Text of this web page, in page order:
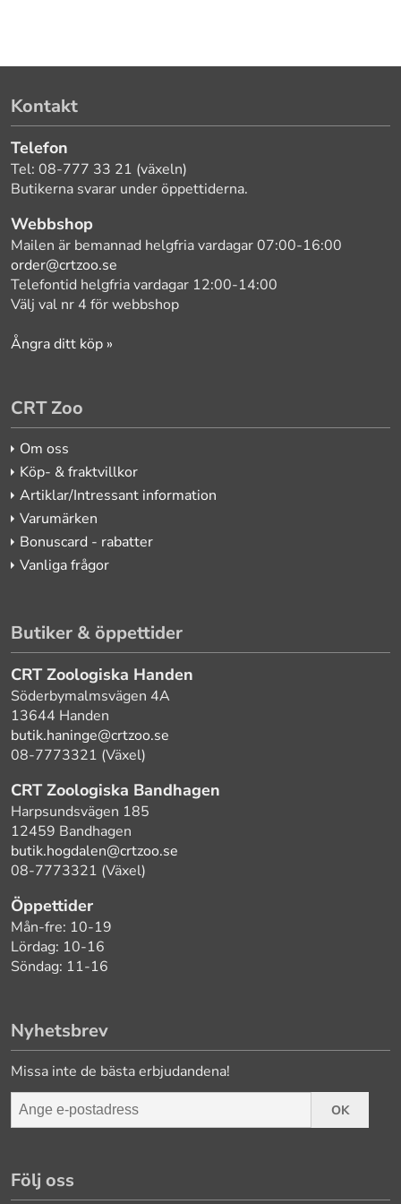
Kontakt
Telefon
Tel: 08-777 33 21 (växeln)
Butikerna svarar under öppettiderna.
Webbshop
Mailen är bemannad helgfria vardagar 07:00-16:00
order@crtzoo.se
Telefontid helgfria vardagar 12:00-14:00
Välj val nr 4 för webbshop
Ångra ditt köp »
CRT Zoo
Om oss
Köp- & fraktvillkor
Artiklar/Intressant information
Varumärken
Bonuscard - rabatter
Vanliga frågor
Butiker & öppettider
CRT Zoologiska Handen
Söderbymalmsvägen 4A
13644 Handen
butik.haninge@crtzoo.se
08-7773321 (Växel)
CRT Zoologiska Bandhagen
Harpsundsvägen 185
12459 Bandhagen
butik.hogdalen@crtzoo.se
08-7773321 (Växel)
Öppettider
Mån-fre: 10-19
Lördag: 10-16
Söndag: 11-16
Nyhetsbrev
Missa inte de bästa erbjudandena!
OK
Följ oss